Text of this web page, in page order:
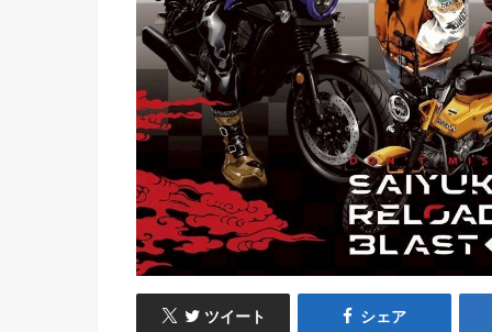
ツイート シェア